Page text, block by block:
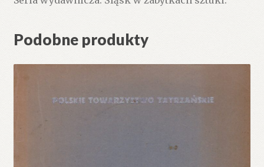
Podobne produkty